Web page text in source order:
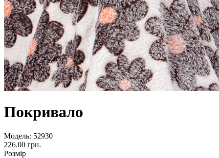
Покривало
Модель: 52930
226.00 грн.
Розмір